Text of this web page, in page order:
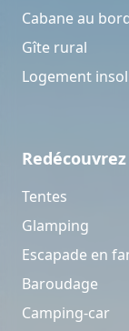
Cabane au
Gîte rural
Logement
Tentes
Glamping
Escapade en
Baroudage
Camping-car